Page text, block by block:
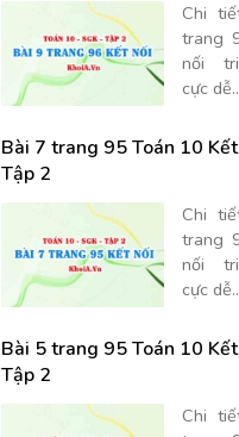
Chi
trang
nối
cực
Bài 7 trang 95 Toán 10
Tập 2
Chi
trang
nối
cực
Bài 5 trang 95 Toán 10
Tập 2
Chi